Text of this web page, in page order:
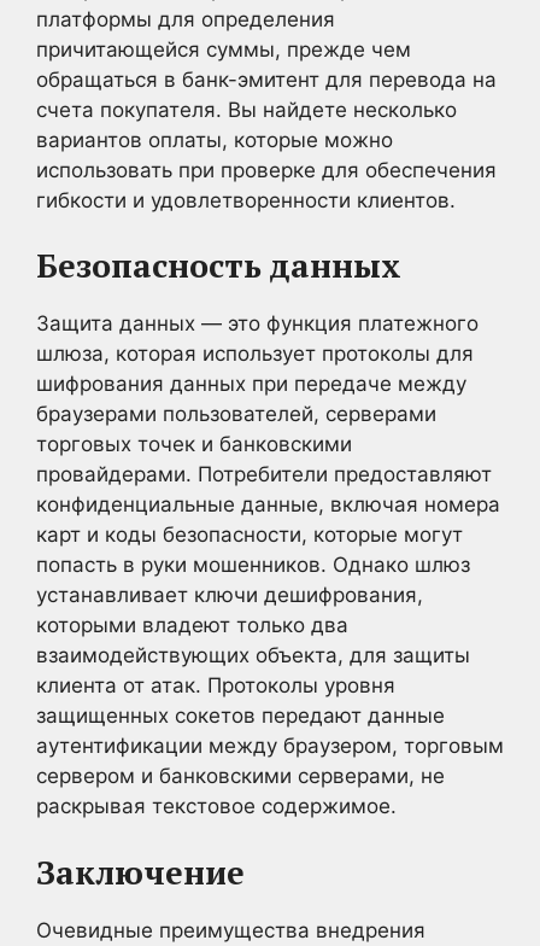
платформы для определения
причитающейся суммы, прежде чем
обращаться в банк-эмитент для перевода на
счета покупателя. Вы найдете несколько
вариантов оплаты, которые можно
использовать при проверке для обеспечения
гибкости и удовлетворенности клиентов.
Безопасность данных
Защита данных — это функция платежного
шлюза, которая использует протоколы для
шифрования данных при передаче между
браузерами пользователей, серверами
торговых точек и банковскими
провайдерами. Потребители предоставляют
конфиденциальные данные, включая номера
карт и коды безопасности, которые могут
попасть в руки мошенников. Однако шлюз
устанавливает ключи дешифрования,
которыми владеют только два
взаимодействующих объекта, для защиты
клиента от атак. Протоколы уровня
защищенных сокетов передают данные
аутентификации между браузером, торговым
сервером и банковскими серверами, не
раскрывая текстовое содержимое.
Заключение
Очевидные преимущества внедрения